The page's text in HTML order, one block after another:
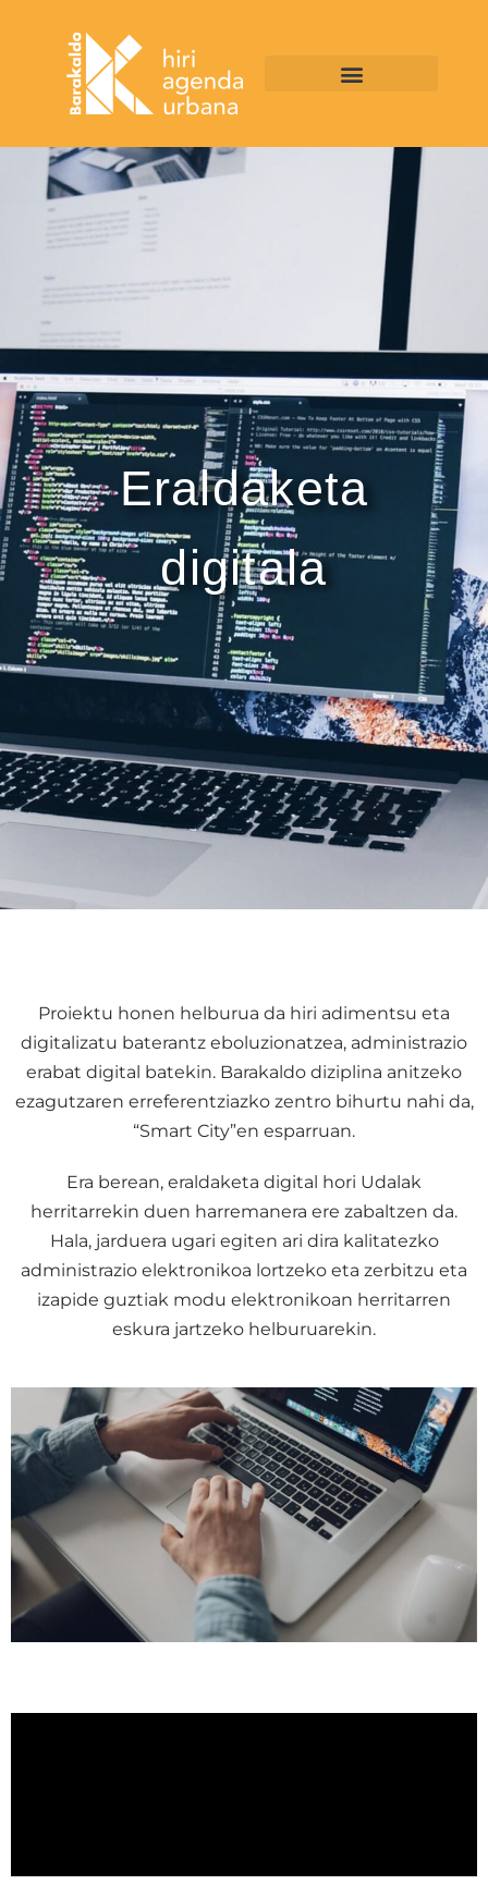
Eraldaketa
digitala
Proiektu honen helburua da hiri adimentsu eta
digitalizatu baterantz eboluzionatzea, administrazio
erabat digital batekin. Barakaldo diziplina anitzeko
ezagutzaren erreferentziazko zentro bihurtu nahi da,
“Smart City”en esparruan.
Era berean, eraldaketa digital hori Udalak
herritarrekin duen harremanera ere zabaltzen da.
Hala, jarduera ugari egiten ari dira kalitatezko
administrazio elektronikoa lortzeko eta zerbitzu eta
izapide guztiak modu elektronikoan herritarren
eskura jartzeko helburuarekin.